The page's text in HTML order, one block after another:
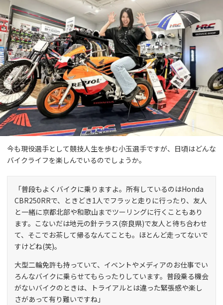
今も現役選手として競技人生を歩む小玉選手ですが、日頃はどんな
バイクライフを楽しんでいるのでしょうか。
「普段もよくバイクに乗りますよ。所有しているのはHonda
CBR250RRで、ときどき1人でフラッと走りに行ったり、友人
と一緒に京都北部や和歌山までツーリングに行くこともあり
ます。こないだは地元の針テラス(奈良県)で友人と待ち合わせ
て、そこでお茶して帰るなんてことも。ほとんど走ってないで
すけどね(笑)。
大型二輪免許も持っていて、イベントやメディアのお仕事でい
ろんなバイクに乗らせてもらったりしています。普段乗る機会
がないバイクのときは、トライアルとは違った緊張感や楽し
さがあって有り難いですね」